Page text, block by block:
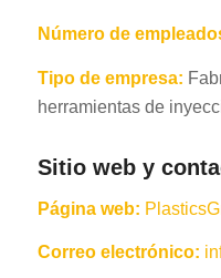
Número de
Tipo de empresa:
herramientas de
Sitio web y
Página web:
Correo electrónico: